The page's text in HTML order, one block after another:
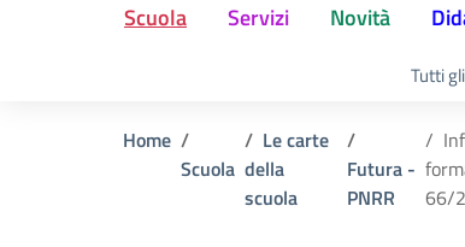
Scuola Servizi Novità
Tutti
Home
Scuola
Le carte
della
scuola
Futura -
PNRR
66/